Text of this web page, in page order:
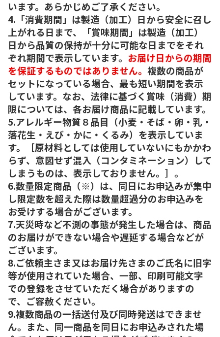
います。あらかじめご了承ください。
4.「消費期間」は製造（加工）日から安全に召し
上がれる日まで、「賞味期間」は製造（加工）
日から品質の保持が十分に可能な日までをそれ
ぞれ期間で表示しています。 お届け日からの期間
を保証するものではありません。 複数の商品が
セットになっている場合、最も短い期間を表示
しています。なお、法律に基づく賞味（消費）期
限については、各お届け商品に記載しています。
5.アレルギー物質８品目（小麦・そば・卵・乳・
落花生・えび・かに・くるみ）を表示していま
す。［原材料としては使用していないにもかかわ
らず、意図せず混入（コンタミネーション）して
しまうものは、表示しておりません。］。
6.数量限定商品（※）は、同日にお申込みが集中
し限定数を超えた際は数量超過分のお申込みを
お受けする場合がございます。
7.天災時など不測の事態が発生した場合は、商品
のお届けができない場合や遅延する場合などが
ございます。
8.ご依頼主さま又はお届け先さまのご氏名に旧字
等が使用されていた場合、一部、印刷可能文字
での登録をさせていただく場合がありますの
で、ご容赦ください。
9.複数商品の一括送付及び同時発送はできませ
ん。また、同一商品を同日にお申込みされた場